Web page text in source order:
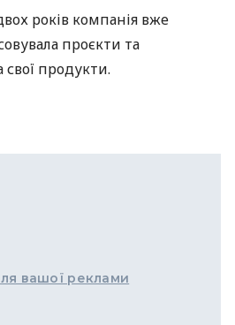
років компанія вже
проєкти та
продукти.
вашої реклами